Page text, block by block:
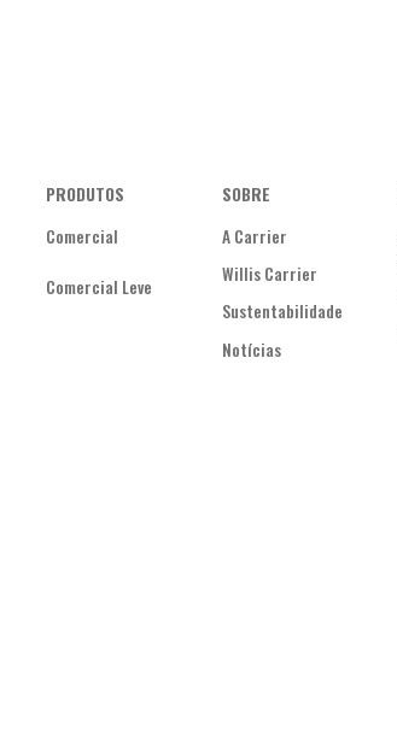
PRODUTOS
Comercial
Comercial Leve
SOBRE
A Carrier
Willis Carrier
Sustentabilidade
Notícias